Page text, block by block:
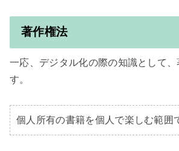
著作権法
一応、デジタル化の際の知識として
す。
個人所有の書籍を個人で楽しむ範囲